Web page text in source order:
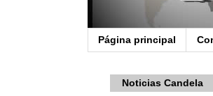
Página principal
Noticias Candela